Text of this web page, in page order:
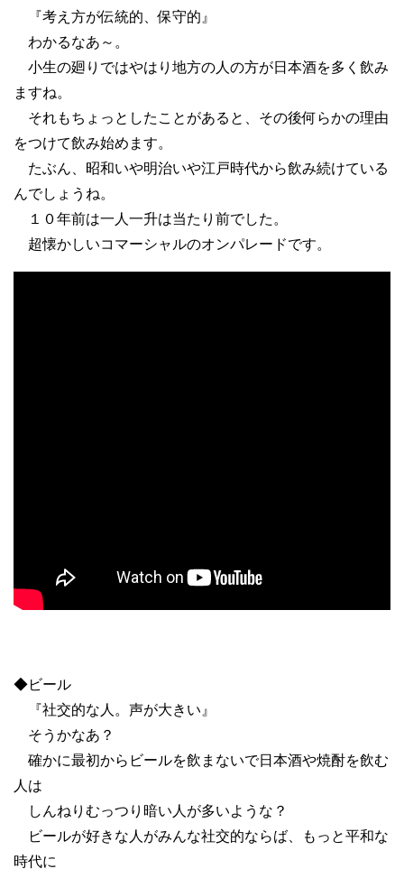
『考え方が伝統的、保守的』
わかるなあ～。
小生の廻りではやはり地方の人の方が日本酒を多く飲み
ますね。
それもちょっとしたことがあると、その後何らかの理由
をつけて飲み始めます。
たぶん、昭和いや明治いや江戸時代から飲み続けている
んでしょうね。
１０年前は一人一升は当たり前でした。
超懐かしいコマーシャルのオンパレードです。
◆ビール
『社交的な人。声が大きい』
そうかなあ？
確かに最初からビールを飲まないで日本酒や焼酎を飲む
人は
しんねりむっつり暗い人が多いような？
ビールが好きな人がみんな社交的ならば、もっと平和な
時代に